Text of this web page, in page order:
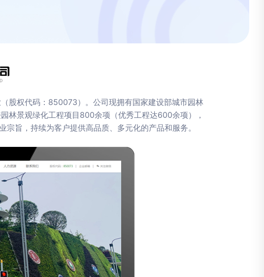
股权代码：850073）。公司现拥有国家建设部城市园林
林景观绿化工程项目800余项（优秀工程达600余项），
旨，持续为客户提供高品质、多元化的产品和服务。